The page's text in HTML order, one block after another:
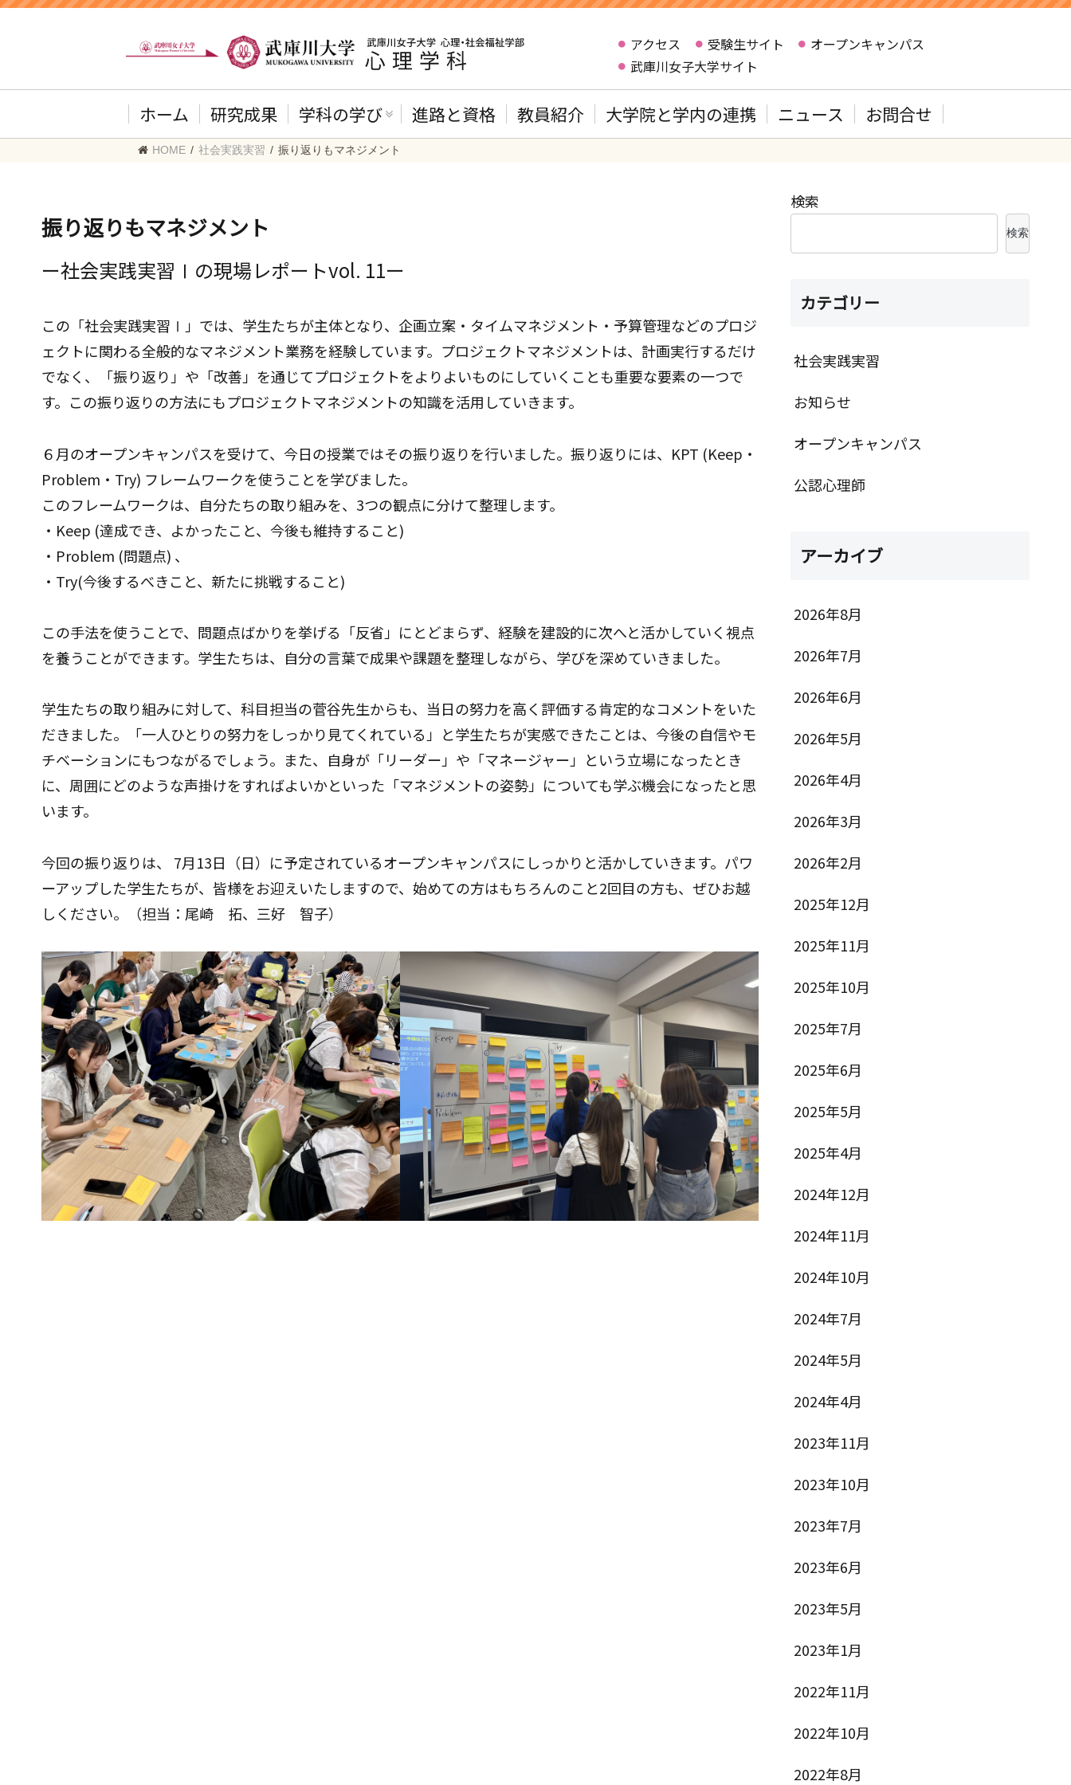
アクセス 受験生サイト
オープンキャンパス
武庫川女子大学サイト
ホーム 研究成果 学科の学び 進路と資格 教員紹介 大学院と学内の連携 ニュース お問合せ
HOME / 社会実践実習 / 振り返りもマネジメント
振り返りもマネジメント
ー社会実践実習Ⅰの現場レポートvol. 11ー
この「社会実践実習Ⅰ」では、学生たちが主体となり、企画立案・タイムマネジメント・予算管理などのプロジ
ェクトに関わる全般的なマネジメント業務を経験しています。プロジェクトマネジメントは、計画実行するだけ
でなく、「振り返り」や「改善」を通じてプロジェクトをよりよいものにしていくことも重要な要素の一つで
す。この振り返りの方法にもプロジェクトマネジメントの知識を活用していきます。
６月のオープンキャンパスを受けて、今日の授業ではその振り返りを行いました。振り返りには、KPT (Keep・
Problem・Try) フレームワークを使うことを学びました。
このフレームワークは、自分たちの取り組みを、3つの観点に分けて整理します。
・Keep (達成でき、よかったこと、今後も維持すること)
・Problem (問題点) 、
・Try(今後するべきこと、新たに挑戦すること)
この手法を使うことで、問題点ばかりを挙げる「反省」にとどまらず、経験を建設的に次へと活かしていく視点
を養うことができます。学生たちは、自分の言葉で成果や課題を整理しながら、学びを深めていきました。
学生たちの取り組みに対して、科目担当の菅谷先生からも、当日の努力を高く評価する肯定的なコメントをいた
だきました。「一人ひとりの努力をしっかり見てくれている」と学生たちが実感できたことは、今後の自信やモ
チベーションにもつながるでしょう。また、自身が「リーダー」や「マネージャー」という立場になったとき
に、周囲にどのような声掛けをすればよいかといった「マネジメントの姿勢」についても学ぶ機会になったと思
います。
今回の振り返りは、 7月13日（日）に予定されているオープンキャンパスにしっかりと活かしていきます。パワ
ーアップした学生たちが、皆様をお迎えいたしますので、始めての方はもちろんのこと2回目の方も、ぜひお越
しください。（担当：尾崎 拓、三好 智子）
検索
検索
カテゴリー
社会実践実習
お知らせ
オープンキャンパス
公認心理師
アーカイブ
2026年8月
2026年7月
2026年6月
2026年5月
2026年4月
2026年3月
2026年2月
2025年12月
2025年11月
2025年10月
2025年7月
2025年6月
2025年5月
2025年4月
2024年12月
2024年11月
2024年10月
2024年7月
2024年5月
2024年4月
2023年11月
2023年10月
2023年7月
2023年6月
2023年5月
2023年1月
2022年11月
2022年10月
2022年8月